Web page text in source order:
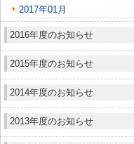
2017年01月
2016年度のお知らせ
2015年度のお知らせ
2014年度のお知らせ
2013年度のお知らせ